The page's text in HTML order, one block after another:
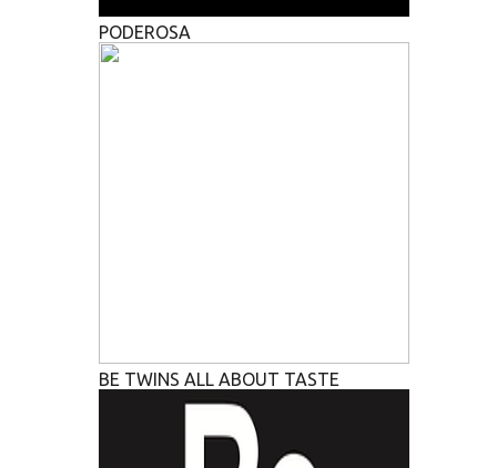
PODEROSA
BE TWINS ALL ABOUT TASTE